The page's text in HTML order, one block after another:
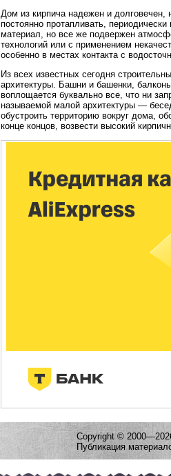
Дом из кирпича надежен и
постоянно протапливать,
материал, но все же подвержен
технологий или с применением
особенно в местах контакта с
Из всех известных сегодня
архитектуры. Башни и башенки,
воплощается буквально все, что ни
называемой малой архитектуры —
обустроить территорию вокруг дома,
конце концов, возвести высокий
Copyright ©
Публикация